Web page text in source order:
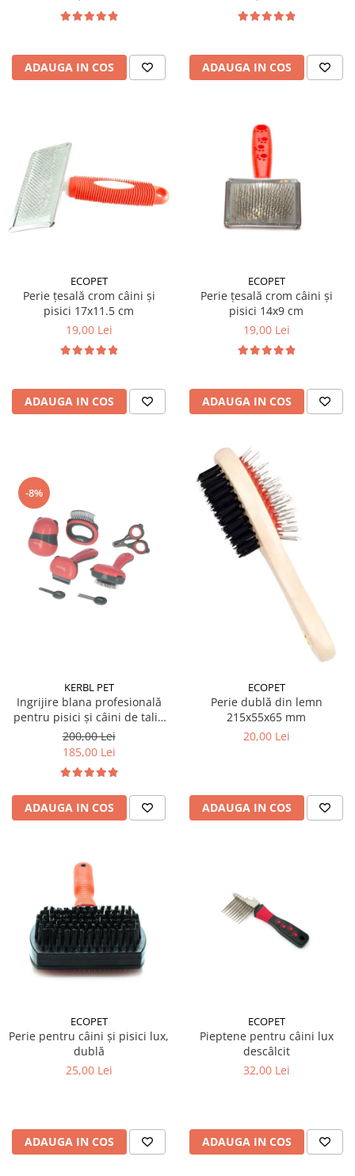
ADAUGA IN COS ADAUGA IN COS
ECOPET
Perie țesală crom câini și
pisici 17x11.5 cm
19,00 Lei
ADAUGA IN COS
ECOPET
Perie țesală crom câini și
pisici 14x9 cm
19,00 Lei
ADAUGA IN COS
-8%
KERBL PET
Ingrijire blana profesională
pentru pisici și câini de talie
mică 7 piese
200,00 Lei
185,00 Lei
ADAUGA IN COS
ECOPET
Perie dublă din lemn
215x55x65 mm
20,00 Lei
ADAUGA IN COS
ECOPET
Perie pentru câini și pisici lux,
dublă
25,00 Lei
ADAUGA IN COS
ECOPET
Pieptene pentru câini lux
descâlcit
32,00 Lei
ADAUGA IN COS